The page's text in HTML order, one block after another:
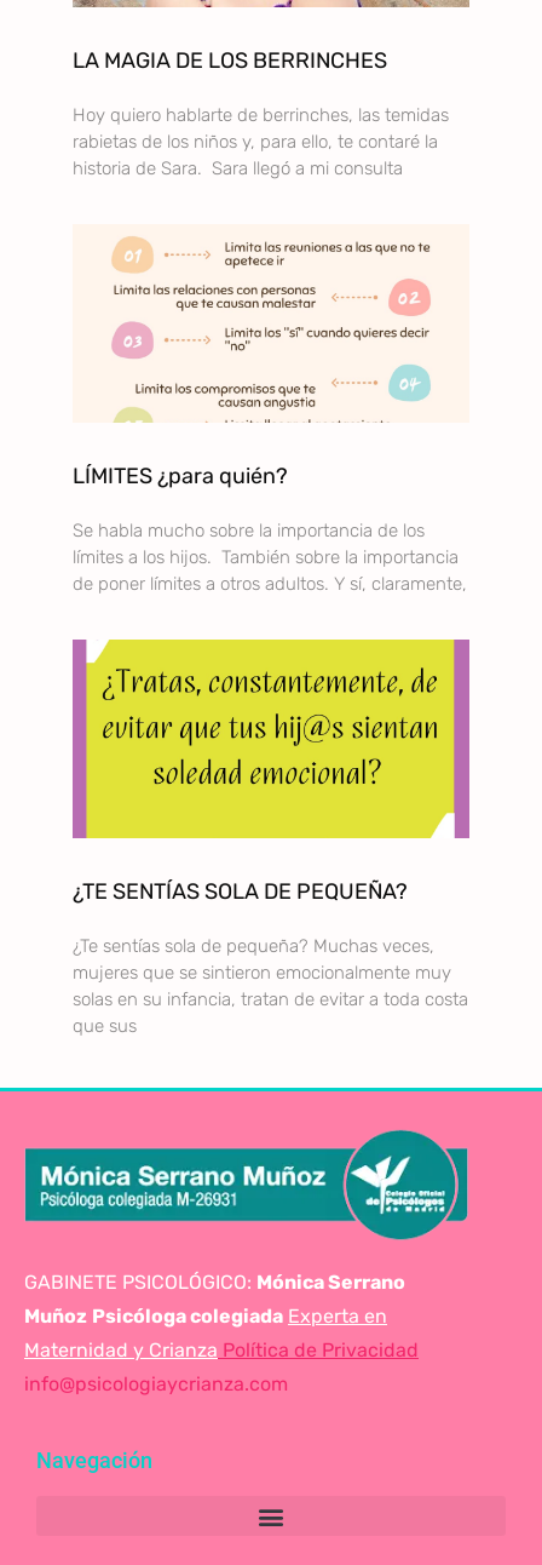
LA MAGIA DE LOS BERRINCHES
Hoy quiero hablarte de berrinches, las temidas
rabietas de los niños y, para ello, te contaré la
historia de Sara. Sara llegó a mi consulta
LÍMITES ¿para quién?
Se habla mucho sobre la importancia de los
límites a los hijos. También sobre la importancia
de poner límites a otros adultos. Y sí, claramente,
¿TE SENTÍAS SOLA DE PEQUEÑA?
¿Te sentías sola de pequeña? Muchas veces,
mujeres que se sintieron emocionalmente muy
solas en su infancia, tratan de evitar a toda costa
que sus
GABINETE PSICOLÓGICO: Mónica Serrano
Muñoz Psicóloga colegiada Experta en
Maternidad y Crianza Política de Privacidad
info@psicologiaycrianza.com
Navegación